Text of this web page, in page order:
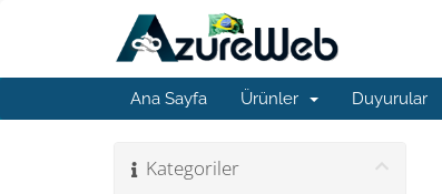
Ana Sayfa Ürünler Duyurular
Kategoriler